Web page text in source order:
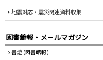
地震対応・震災関連資料収集
図書館報・メールマガジン
書燈 (図書館報)